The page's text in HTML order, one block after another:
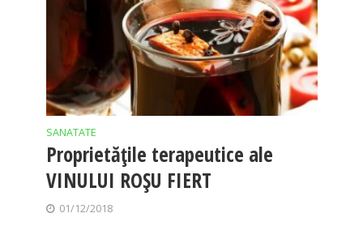
SANATATE
Proprietățile terapeutice ale
VINULUI ROȘU FIERT
01/12/2018